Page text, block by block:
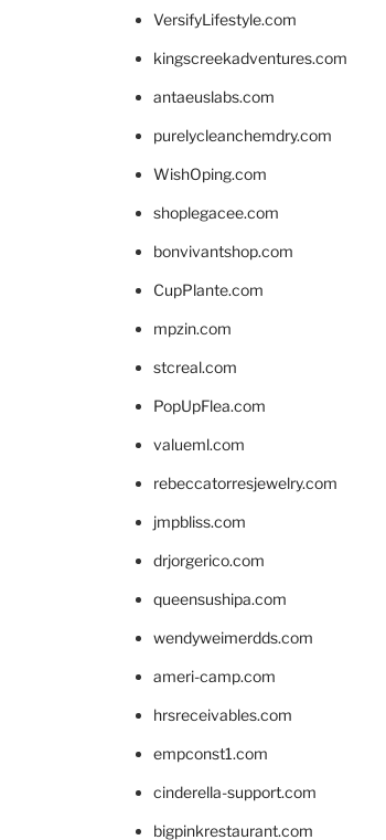
VersifyLifestyle.com
kingscreekadventures.com
antaeuslabs.com
purelycleanchemdry.com
WishOping.com
shoplegacee.com
bonvivantshop.com
CupPlante.com
mpzin.com
stcreal.com
PopUpFlea.com
valueml.com
rebeccatorresjewelry.com
jmpbliss.com
drjorgerico.com
queensushipa.com
wendyweimerdds.com
ameri-camp.com
hrsreceivables.com
empconst1.com
cinderella-support.com
bigpinkrestaurant.com